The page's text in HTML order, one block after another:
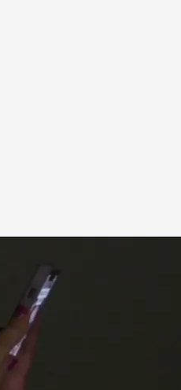
entre 18 y 34 años es de